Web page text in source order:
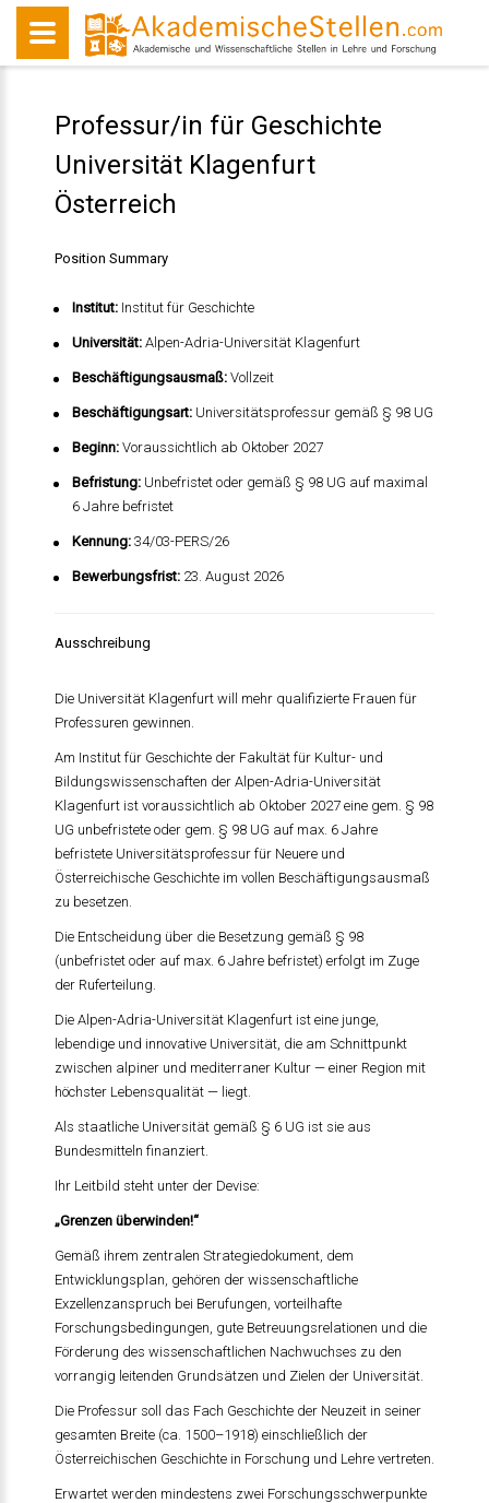
Professur/in für Geschichte
Universität Klagenfurt
Österreich
Position Summary
Institut:Institut für Geschichte
Universität:Alpen-Adria-Universität Klagenfurt
Beschäftigungsausmaß:Vollzeit
Beschäftigungsart:Universitätsprofessur gemäß § 98 UG
Beginn:Voraussichtlich ab Oktober 2027
Befristung:Unbefristet oder gemäß § 98 UG auf maximal
6 Jahre befristet
Kennung:34/03-PERS/26
Bewerbungsfrist:23. August 2026
Ausschreibung
Die Universität Klagenfurt will mehr qualifizierte Frauen für
Professuren gewinnen.
Am Institut für Geschichte der Fakultät für Kultur- und
Bildungswissenschaften der Alpen-Adria-Universität
Klagenfurt ist voraussichtlich ab Oktober 2027 eine gem. § 98
UG unbefristete oder gem. § 98 UG auf max. 6 Jahre
befristete Universitätsprofessur für Neuere und
Österreichische Geschichte im vollen Beschäftigungsausmaß
zu besetzen.
Die Entscheidung über die Besetzung gemäß § 98
(unbefristet oder auf max. 6 Jahre befristet) erfolgt im Zuge
der Ruferteilung.
Die Alpen-Adria-Universität Klagenfurt ist eine junge,
lebendige und innovative Universität, die am Schnittpunkt
zwischen alpiner und mediterraner Kultur — einer Region mit
höchster Lebensqualität — liegt.
Als staatliche Universität gemäß § 6 UG ist sie aus
Bundesmitteln finanziert.
Ihr Leitbild steht unter der Devise:
„Grenzen überwinden!“
Gemäß ihrem zentralen Strategiedokument, dem
Entwicklungsplan, gehören der wissenschaftliche
Exzellenzanspruch bei Berufungen, vorteilhafte
Forschungsbedingungen, gute Betreuungsrelationen und die
Förderung des wissenschaftlichen Nachwuchses zu den
vorrangig leitenden Grundsätzen und Zielen der Universität.
Die Professur soll das Fach Geschichte der Neuzeit in seiner
gesamten Breite (ca. 1500–1918) einschließlich der
Österreichischen Geschichte in Forschung und Lehre vertreten.
Erwartet werden mindestens zwei Forschungsschwerpunkte